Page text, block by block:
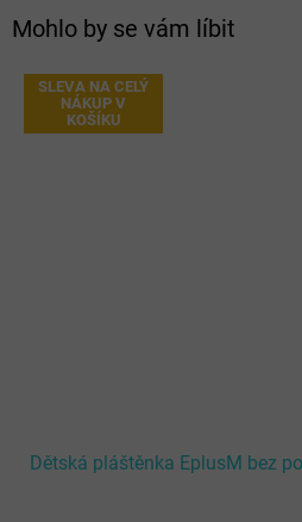
Mohlo by se vám líbit
SLEVA NA CELÝ
NÁKUP V
KOŠÍKU
Dětská pláštěnka EplusM bez